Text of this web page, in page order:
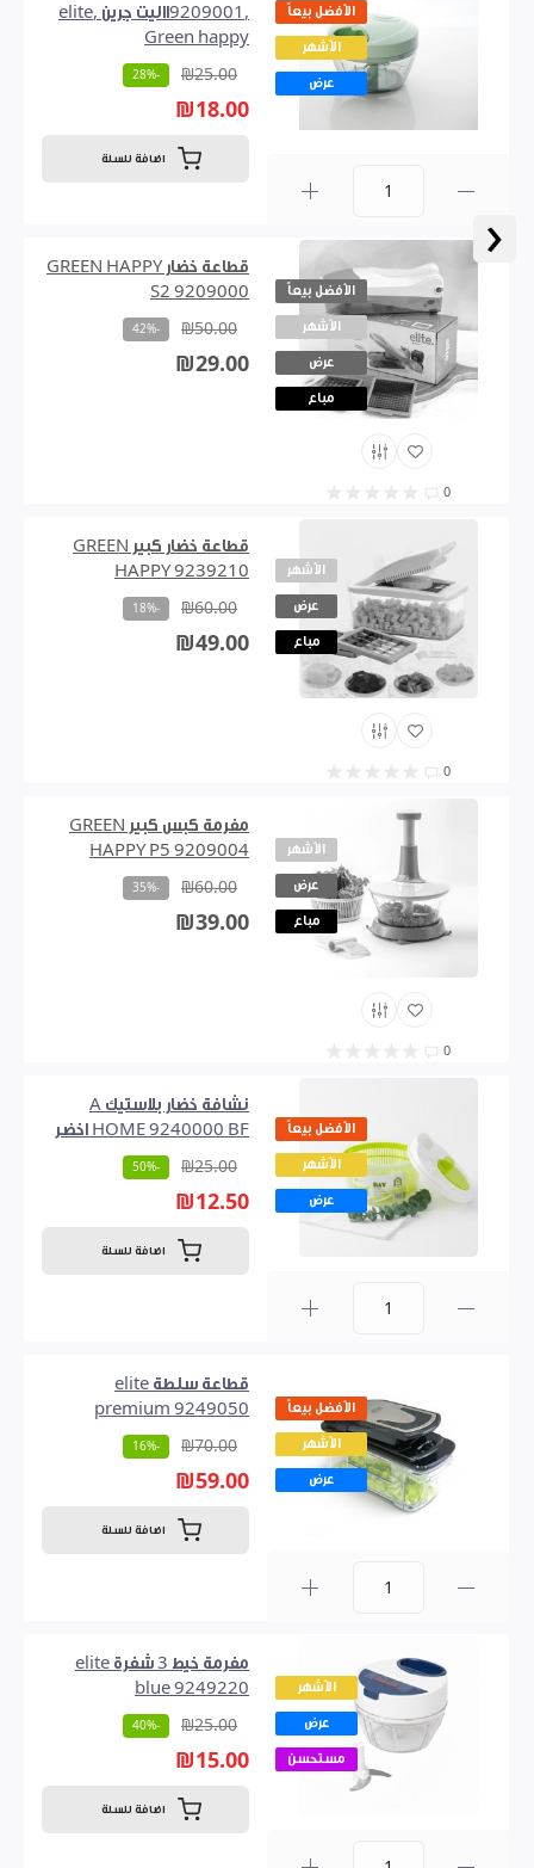
‹
الأفضل بيعاً
الأشهر
عرض
,9209001االيت جرين ,elite
Green happy
₪25.00
-28%
₪18.00
اضافة للسلة
الأفضل بيعاً
الأشهر
عرض
مباع
0
قطاعة خضار GREEN HAPPY
S2 9209000
₪50.00
-42%
₪29.00
الأشهر
عرض
مباع
0
قطاعة خضار كبير GREEN
HAPPY 9239210
₪60.00
-18%
₪49.00
الأشهر
عرض
مباع
0
مفرمة كبس كبير GREEN
HAPPY P5 9209004
₪60.00
-35%
₪39.00
الأفضل بيعاً
الأشهر
عرض
نشافة خضار بلاستيك A
HOME 9240000 BF اخضر
₪25.00
-50%
₪12.50
اضافة للسلة
الأفضل بيعاً
الأشهر
عرض
قطاعة سلطة elite
premium 9249050
₪70.00
-16%
₪59.00
اضافة للسلة
الأشهر
عرض
مستحسن
مفرمة خيط 3 شفرة elite
blue 9249220
₪25.00
-40%
₪15.00
اضافة للسلة